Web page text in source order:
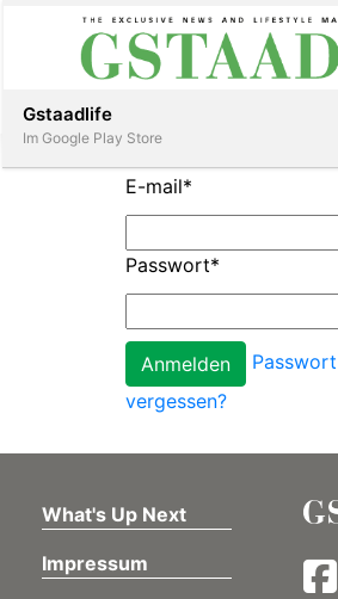
Subscribe
E-mail*
Passwort*
Passwort
vergessen?
What's Up Next
Impressum
Gstaadlife
Im Google Play Store